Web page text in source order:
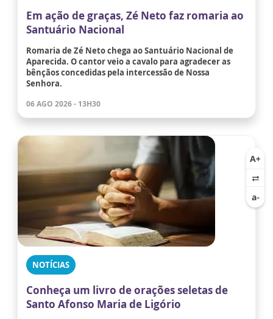
Em ação de graças, Zé Neto faz romaria ao
Santuário Nacional
Romaria de Zé Neto chega ao Santuário Nacional de
Aparecida. O cantor veio a cavalo para agradecer as
bênçãos concedidas pela intercessão de Nossa
Senhora.
06 AGO 2026 - 13H30
NOTÍCIAS
Conheça um livro de orações seletas de
Santo Afonso Maria de Ligório